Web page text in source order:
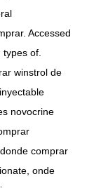
Accessed
of.
winstrol de
novocrine
comprar
onde